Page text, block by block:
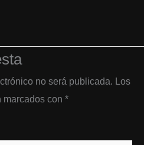
no será publicada. Los
marcados con *